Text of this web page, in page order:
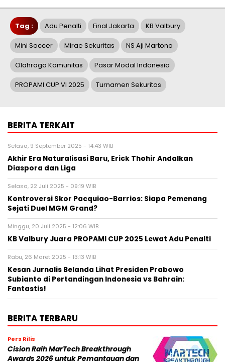
Tag : Adu Penalti Final Jakarta KB Valbury
Mini Soccer Mirae Sekuritas NS Aji Martono
Olahraga Komunitas Pasar Modal Indonesia
PROPAMI CUP VI 2025 Turnamen Sekuritas
BERITA TERKAIT
Selasa, 9 September 2025 - 14:43 WIB
Akhir Era Naturalisasi Baru, Erick Thohir Andalkan
Diaspora dan Liga
Selasa, 22 Juli 2025 - 09:19 WIB
Kontroversi Skor Pacquiao-Barrios: Siapa Pemenang
Sejati Duel MGM Grand?
Minggu, 20 Juli 2025 - 12:06 WIB
KB Valbury Juara PROPAMI CUP 2025 Lewat Adu Penalti
Rabu, 26 Maret 2025 - 13:13 WIB
Kesan Jurnalis Belanda Lihat Presiden Prabowo
Subianto di Pertandingan Indonesia vs Bahrain:
Fantastis!
BERITA TERBARU
Pers Rilis
Cision Raih MarTech Breakthrough
Awards 2026 untuk Pemantauan dan